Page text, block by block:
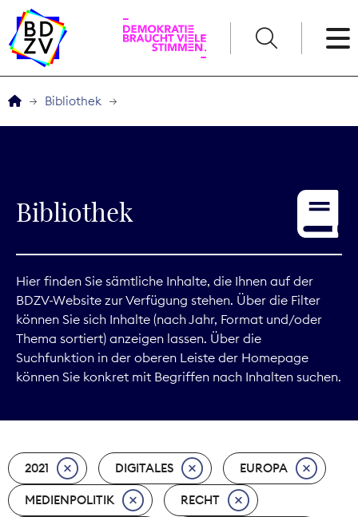
Service
Digitales
Kommunikation
Marktdaten
Nachhaltigkeit
Nachwuchs
Bibliothek
Bibliothek
Hier finden Sie sämtliche Inhalte, die Ihnen auf der
BDZV-Website zur Verfügung stehen. Über die Filter
können Sie sich Inhalte (nach Jahr, Format und/oder
Thema sortiert) anzeigen lassen. Über die
Suchfunktion in der oberen Leiste der Homepage
können Sie konkret mit Begriffen nach Inhalten suchen.
2021 DIGITALES EUROPA
MEDIENPOLITIK RECHT